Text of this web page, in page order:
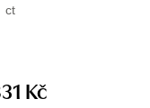
ct
Kč